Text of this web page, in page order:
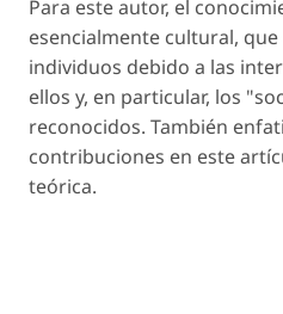
Para este autor, el
esencialmente cultural,
individuos debido a las
ellos y, en particular, los
reconocidos. También
contribuciones en este
teórica.